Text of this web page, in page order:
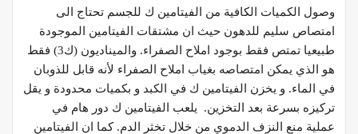
وصول الكميات الكافية من الفيتامين ك للجسم تحتاج الى
امتصاص سليم للدهون حيث ان مشتقات الفيتامين الموجودة
طبيعيا تمتص فقط بوجود املاح الصفراء. والميناديون (ك3) فقط
هو الذي يمكن امتصاصه بغياب املاح الصفراء لأنه قابل للذوبان
في الماء. و يخزن الفيتامين ك في الكبد و بكميات محدودة و يقل
تركيزه بسرعة بعد التخزين. يلعب الفيتامين ك دور هام في
عملية منع النزف الدموي من خلال تخثر الدم. كما ان الفيتامين